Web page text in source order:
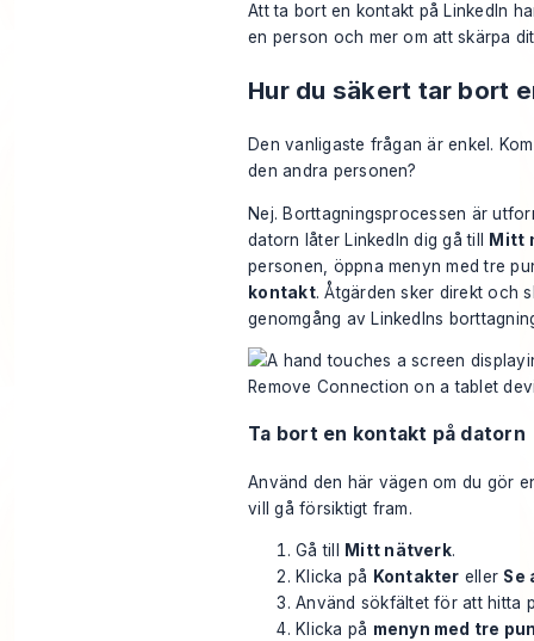
Att ta bort en kontakt på LinkedIn
en person och mer om att skärpa
Hur du säkert tar bort
Den vanligaste frågan är enkel.
den andra personen?
Nej. Borttagningsprocessen är
datorn låter LinkedIn dig gå till Mitt
personen, öppna menyn med tre
kontakt. Åtgärden sker direkt och
genomgång av LinkedIns
Ta bort en kontakt på datorn
Använd den här vägen om du gör
vill gå försiktigt fram.
Gå till Mitt nätverk.
Klicka på Kontakter eller Se
Använd sökfältet för att hitta
Klicka på menyn med tre